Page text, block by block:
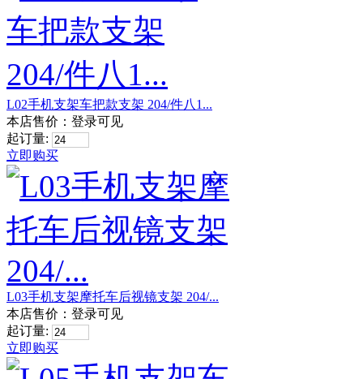
L02手机支架车把款支架 204/件八1...
本店售价： 登录可见
起订量:
立即购买
L03手机支架摩托车后视镜支架 204/...
本店售价： 登录可见
起订量:
立即购买